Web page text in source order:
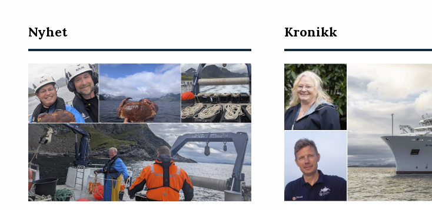
Nyeste
artikler
Nyhet Kronikk